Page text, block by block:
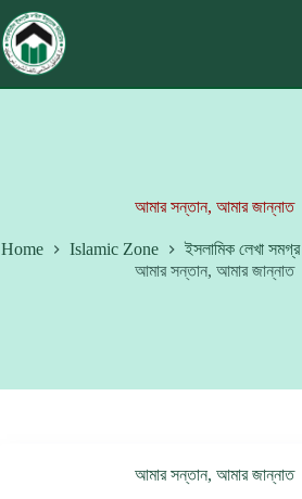
আমার সন্তান, আমার জান্নাত
Home Islamic Zone ইসলামিক লেখা সমগ্র
আমার সন্তান, আমার জান্নাত
আমার সন্তান, আমার জান্নাত